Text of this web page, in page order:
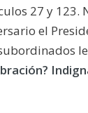
27 y 123.
el